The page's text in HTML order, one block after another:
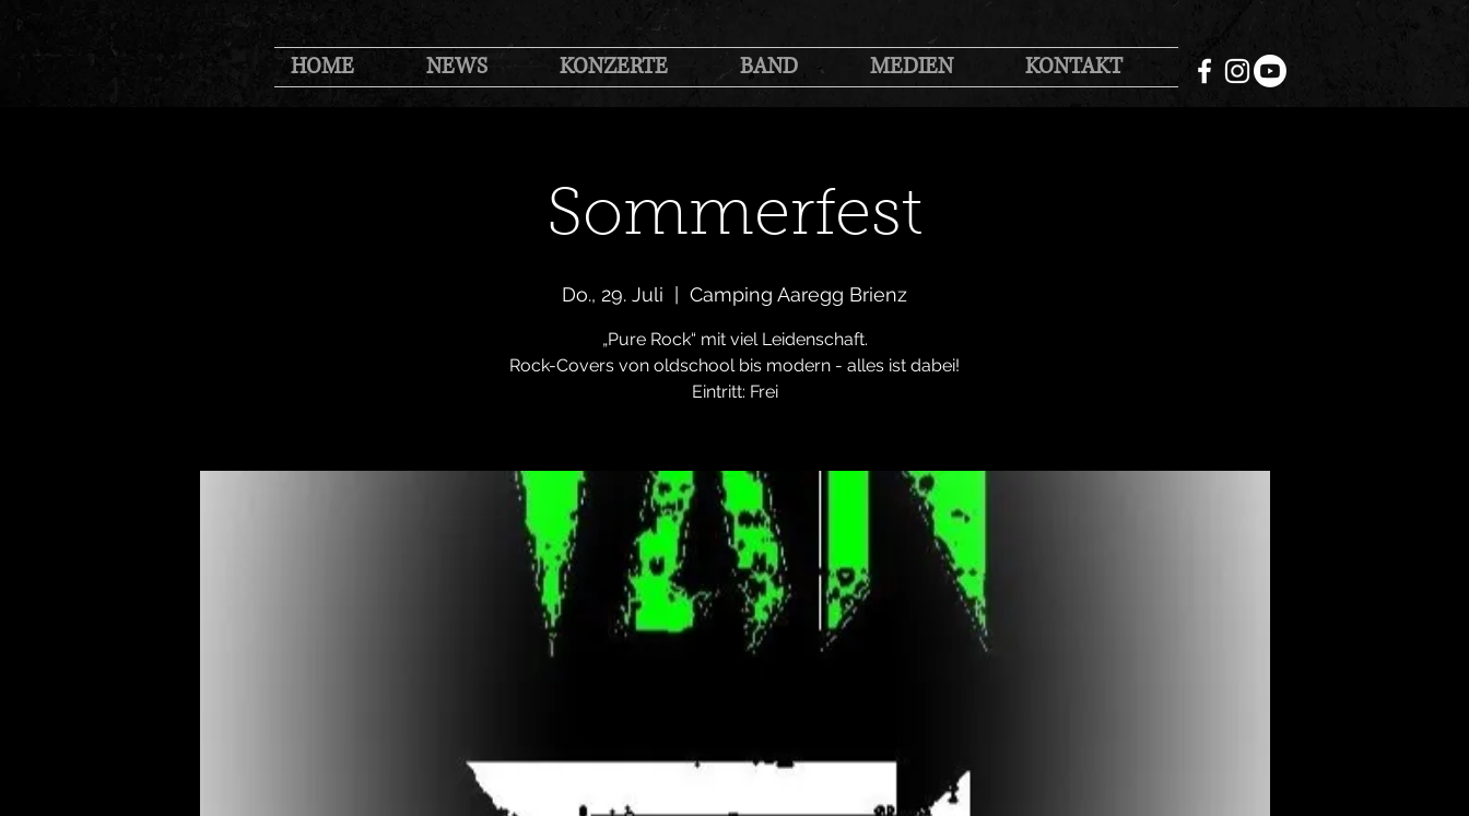
HOME NEWS KONZERTE BAND MEDIEN KONTAKT
Sommerfest
Do., 29. Juli Camping Aaregg Brienz
„Pure Rock“ mit viel Leidenschaft.
Rock-Covers von oldschool bis modern - alles ist dabei!
Eintritt: Frei